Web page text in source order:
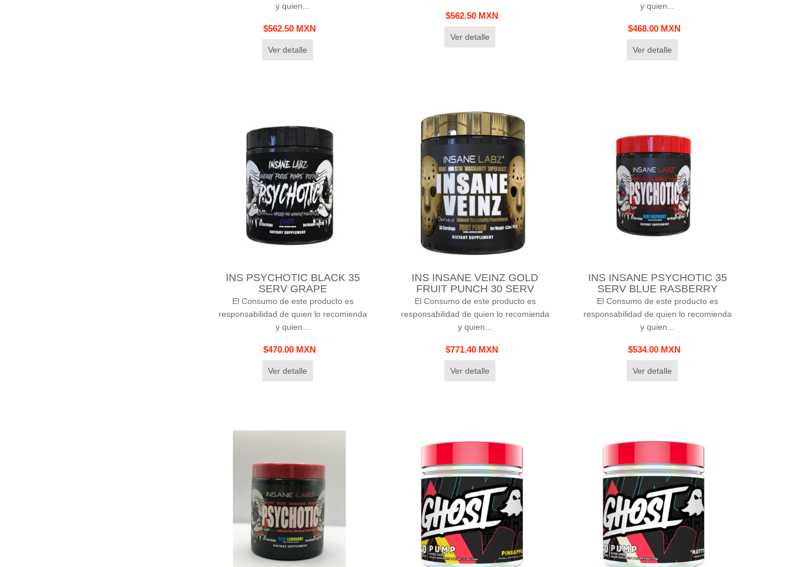
y quien...
$562.50 MXN
Ver detalle
$562.50 MXN
Ver detalle
y quien...
$468.00 MXN
Ver detalle
INS PSYCHOTIC BLACK 35
SERV GRAPE
El Consumo de este producto es
responsabilidad de quien lo recomienda
y quien...
$470.00 MXN
Ver detalle
INS INSANE VEINZ GOLD
FRUIT PUNCH 30 SERV
El Consumo de este producto es
responsabilidad de quien lo recomienda
y quien...
$771.40 MXN
Ver detalle
INS INSANE PSYCHOTIC 35
SERV BLUE RASBERRY
El Consumo de este producto es
responsabilidad de quien lo recomienda
y quien...
$534.00 MXN
Ver detalle